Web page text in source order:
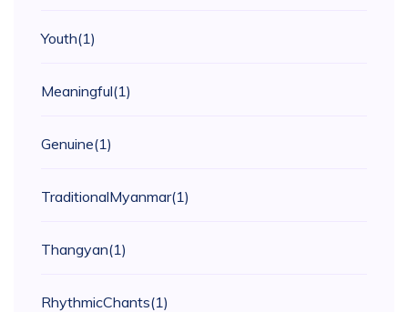
Youth(1)
Meaningful(1)
Genuine(1)
TraditionalMyanmar(1)
Thangyan(1)
RhythmicChants(1)